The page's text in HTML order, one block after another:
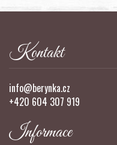
Kontakt
info@berynka.cz
+420 604 307 919
Informace